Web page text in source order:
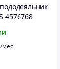
4576768
/мес